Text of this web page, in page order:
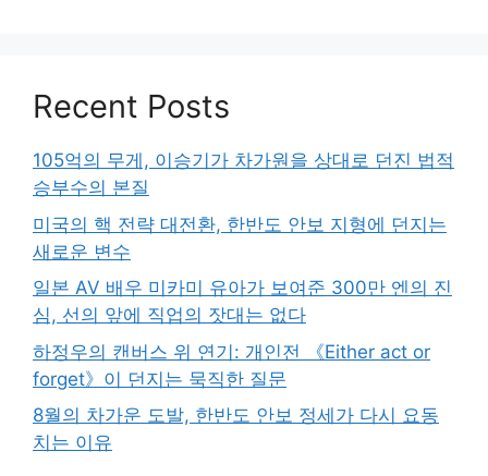
Recent Posts
105억의 무게, 이승기가 차가원을 상대로 던진 법적
승부수의 본질
미국의 핵 전략 대전환, 한반도 안보 지형에 던지는
새로운 변수
일본 AV 배우 미카미 유아가 보여준 300만 엔의 진
심, 선의 앞에 직업의 잣대는 없다
하정우의 캔버스 위 연기: 개인전 《Either act or
forget》이 던지는 묵직한 질문
8월의 차가운 도발, 한반도 안보 정세가 다시 요동
치는 이유